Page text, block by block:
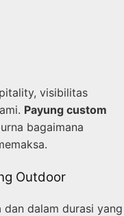
visibilitas
Payung custom
bagaimana
Outdoor
dalam durasi yang